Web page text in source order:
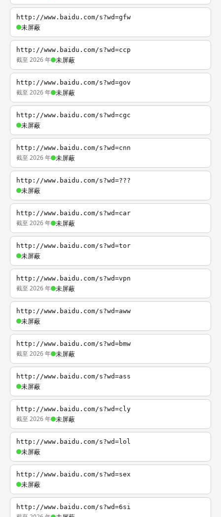
http://www.baidu.com/s?wd=gfw
未屏蔽
http://www.baidu.com/s?wd=ccp
截至 2026 年 未屏蔽
http://www.baidu.com/s?wd=gov
截至 2026 年 未屏蔽
http://www.baidu.com/s?wd=cgc
未屏蔽
http://www.baidu.com/s?wd=cnn
截至 2026 年 未屏蔽
http://www.baidu.com/s?wd=???
未屏蔽
http://www.baidu.com/s?wd=car
截至 2026 年 未屏蔽
http://www.baidu.com/s?wd=tor
未屏蔽
http://www.baidu.com/s?wd=vpn
截至 2026 年 未屏蔽
http://www.baidu.com/s?wd=aww
未屏蔽
http://www.baidu.com/s?wd=bmw
截至 2026 年 未屏蔽
http://www.baidu.com/s?wd=ass
未屏蔽
http://www.baidu.com/s?wd=cly
截至 2026 年 未屏蔽
http://www.baidu.com/s?wd=lol
未屏蔽
http://www.baidu.com/s?wd=sex
未屏蔽
http://www.baidu.com/s?wd=6si